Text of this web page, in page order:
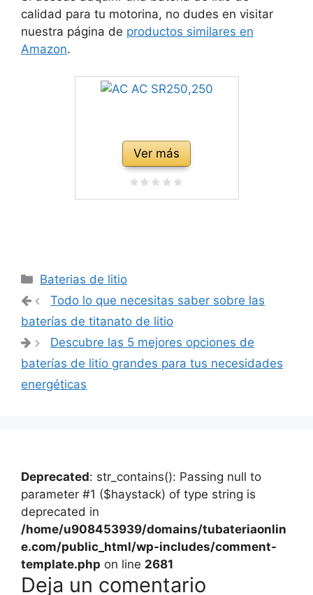
calidad para tu motorina, no dudes en visitar
nuestra página de productos similares en
Amazon.
Ver más
Categorías
Baterias de litio
Navegación
de
Todo lo que necesitas saber sobre las
baterías de titanato de litio
Descubre las 5 mejores opciones de
baterías de litio grandes para tus necesidades
energéticas
Deprecated: str_contains(): Passing null to
parameter #1 ($haystack) of type string is
deprecated in
/home/u908453939/domains/tubateriaonlin
e.com/public_html/wp-includes/comment-
template.php on line 2681
Deja un comentario